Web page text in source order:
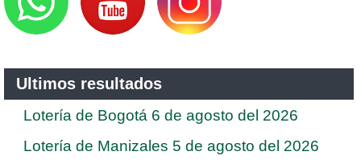
Ultimos resultados
Lotería de Bogotá 6 de agosto del 2026
Lotería de Manizales 5 de agosto del 2026